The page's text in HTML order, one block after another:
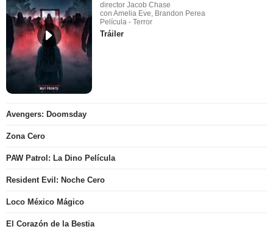
director Jacob Chase
con Amelia Eve, Brandon Perea
Película - Terror
Tráiler
Avengers: Doomsday
Zona Cero
PAW Patrol: La Dino Película
Resident Evil: Noche Cero
Loco México Mágico
El Corazón de la Bestia